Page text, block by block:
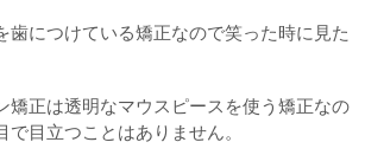
歯につけている矯正なので笑った時に見た
矯正は透明なマウスピースを使う矯正なの
目立つことはありません。